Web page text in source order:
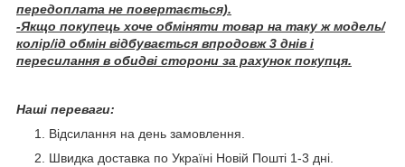
передоплата не повертається).
-Якщо покупець хоче обміняти товар на таку ж модель/
колір/ід обмін відбувається впродовж 3 днів і
пересилання в обидві сторони за рахунок покупця.
Наші переваги:
Відсилання на день замовлення.
Швидка доставка по Україні Новій Пошті 1-3 дні.